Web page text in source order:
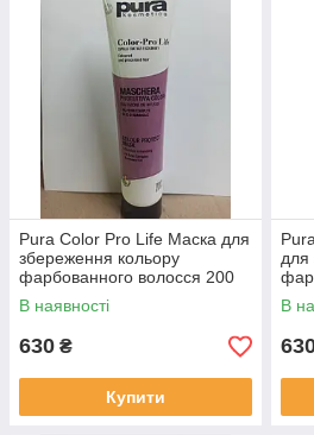
Pura Color Pro Life Маска для
збереження кольору
фарбованного волосся 200
мл
В наявності
630 ₴
Купити
для
мл
В